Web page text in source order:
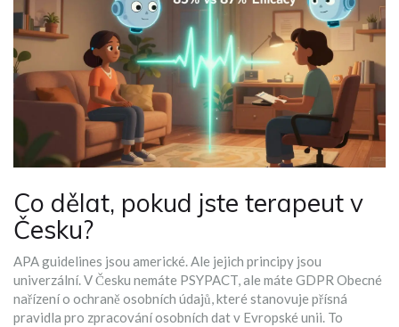
Co dělat, pokud jste terapeut v
Česku?
APA guidelines jsou americké. Ale jejich principy jsou
univerzální. V Česku nemáte PSYPACT, ale máte GDPR Obecné
nařízení o ochraně osobních údajů, které stanovuje přísná
pravidla pro zpracování osobních dat v Evropské unii. To